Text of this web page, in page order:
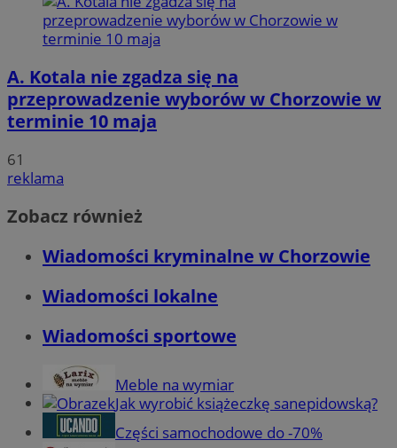
A. Kotala nie zgadza się na
przeprowadzenie wyborów w Chorzowie w
terminie 10 maja
61
reklama
Zobacz również
Wiadomości kryminalne w Chorzowie
Wiadomości lokalne
Wiadomości sportowe
Meble na wymiar
Jak wyrobić książeczkę sanepidowską?
Części samochodowe do -70%